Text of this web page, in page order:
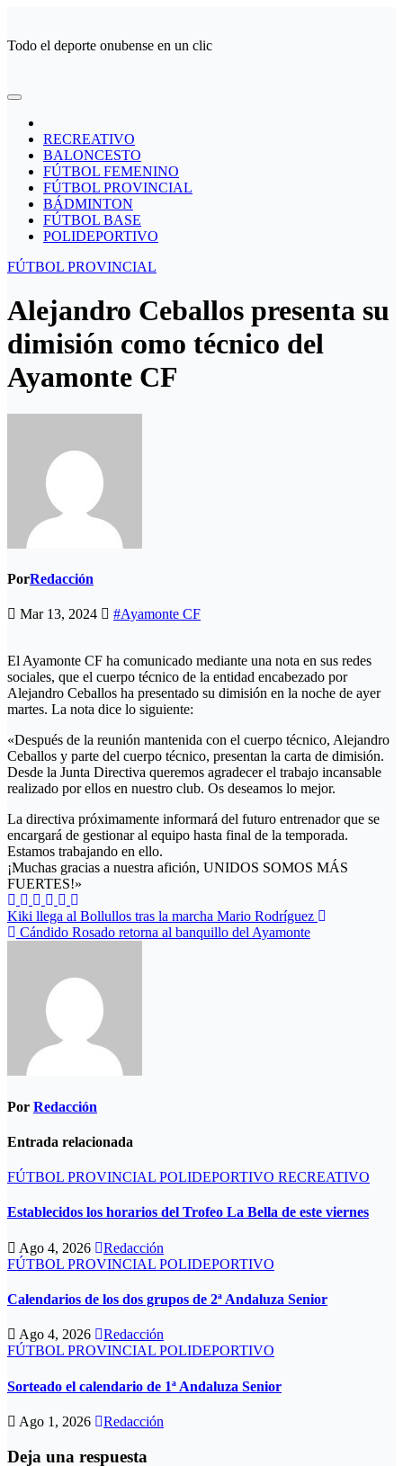
contenido
Todo el deporte onubense en un clic
RECREATIVO
BALONCESTO
FÚTBOL FEMENINO
FÚTBOL PROVINCIAL
BÁDMINTON
FÚTBOL BASE
POLIDEPORTIVO
FÚTBOL PROVINCIAL
Alejandro Ceballos presenta su
dimisión como técnico del
Ayamonte CF
PorRedacción
Mar 13, 2024 #Ayamonte CF
El Ayamonte CF ha comunicado mediante una nota en sus redes
sociales, que el cuerpo técnico de la entidad encabezado por
Alejandro Ceballos ha presentado su dimisión en la noche de ayer
martes. La nota dice lo siguiente:
«Después de la reunión mantenida con el cuerpo técnico, Alejandro
Ceballos y parte del cuerpo técnico, presentan la carta de dimisión.
Desde la Junta Directiva queremos agradecer el trabajo incansable
realizado por ellos en nuestro club. Os deseamos lo mejor.
La directiva próximamente informará del futuro entrenador que se
encargará de gestionar al equipo hasta final de la temporada.
Estamos trabajando en ello.
¡Muchas gracias a nuestra afición, UNIDOS SOMOS MÁS
FUERTES!»
Navegación
de
Kiki llega al Bollullos tras la marcha Mario Rodríguez
Cándido Rosado retorna al banquillo del Ayamonte
Por Redacción
Entrada relacionada
FÚTBOL PROVINCIAL POLIDEPORTIVO RECREATIVO
Establecidos los horarios del Trofeo La Bella de este viernes
Ago 4, 2026
Redacción
FÚTBOL PROVINCIAL POLIDEPORTIVO
Calendarios de los dos grupos de 2ª Andaluza Senior
Ago 4, 2026
Redacción
FÚTBOL PROVINCIAL POLIDEPORTIVO
Sorteado el calendario de 1ª Andaluza Senior
Ago 1, 2026 Redacción
Deja una respuesta